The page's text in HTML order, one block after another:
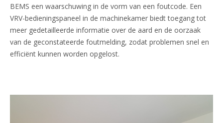
BEMS een waarschuwing in de vorm van een foutcode. Een
VRV-bedieningspaneel in de machinekamer biedt toegang tot
meer gedetailleerde informatie over de aard en de oorzaak
van de geconstateerde foutmelding, zodat problemen snel en
efficiënt kunnen worden opgelost.